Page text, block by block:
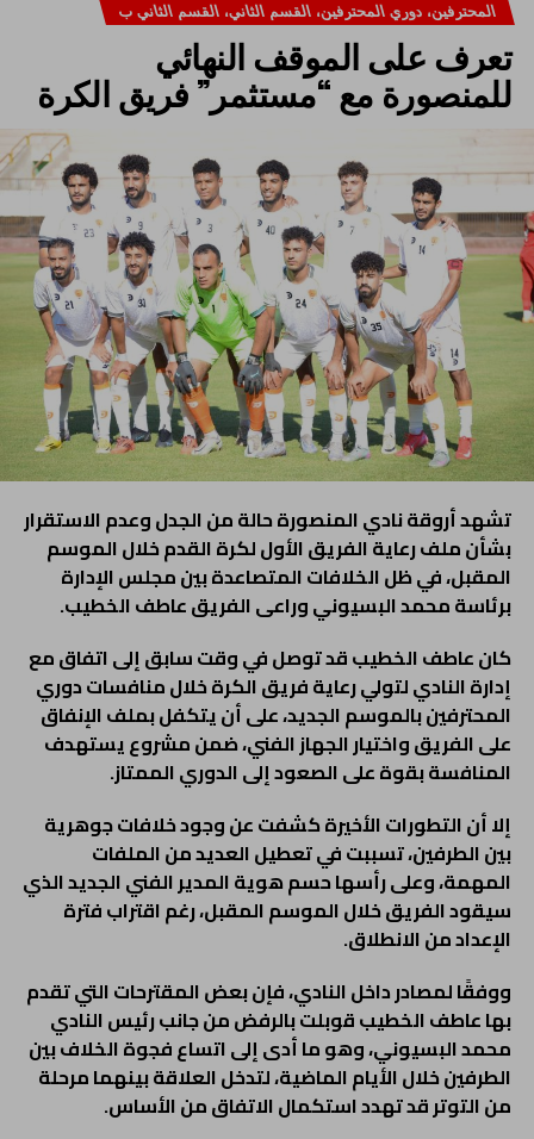
المحترفين، دوري المحترفين، القسم الثاني، القسم الثاني ب
تعرف على الموقف النهائي
للمنصورة مع “مستثمر” فريق الكرة
تشهد أروقة نادي المنصورة حالة من الجدل وعدم الاستقرار
بشأن ملف رعاية الفريق الأول لكرة القدم خلال الموسم
المقبل، في ظل الخلافات المتصاعدة بين مجلس الإدارة
برئاسة محمد البسيوني وراعى الفريق عاطف الخطيب.
كان عاطف الخطيب قد توصل في وقت سابق إلى اتفاق مع
إدارة النادي لتولي رعاية فريق الكرة خلال منافسات دوري
المحترفين بالموسم الجديد، على أن يتكفل بملف الإنفاق
على الفريق واختيار الجهاز الفني، ضمن مشروع يستهدف
المنافسة بقوة على الصعود إلى الدوري الممتاز.
إلا أن التطورات الأخيرة كشفت عن وجود خلافات جوهرية
بين الطرفين، تسببت في تعطيل العديد من الملفات
المهمة، وعلى رأسها حسم هوية المدير الفني الجديد الذي
سيقود الفريق خلال الموسم المقبل، رغم اقتراب فترة
الإعداد من الانطلاق.
ووفقًا لمصادر داخل النادي، فإن بعض المقترحات التي تقدم
بها عاطف الخطيب قوبلت بالرفض من جانب رئيس النادي
محمد البسيوني، وهو ما أدى إلى اتساع فجوة الخلاف بين
الطرفين خلال الأيام الماضية، لتدخل العلاقة بينهما مرحلة
من التوتر قد تهدد استكمال الاتفاق من الأساس.